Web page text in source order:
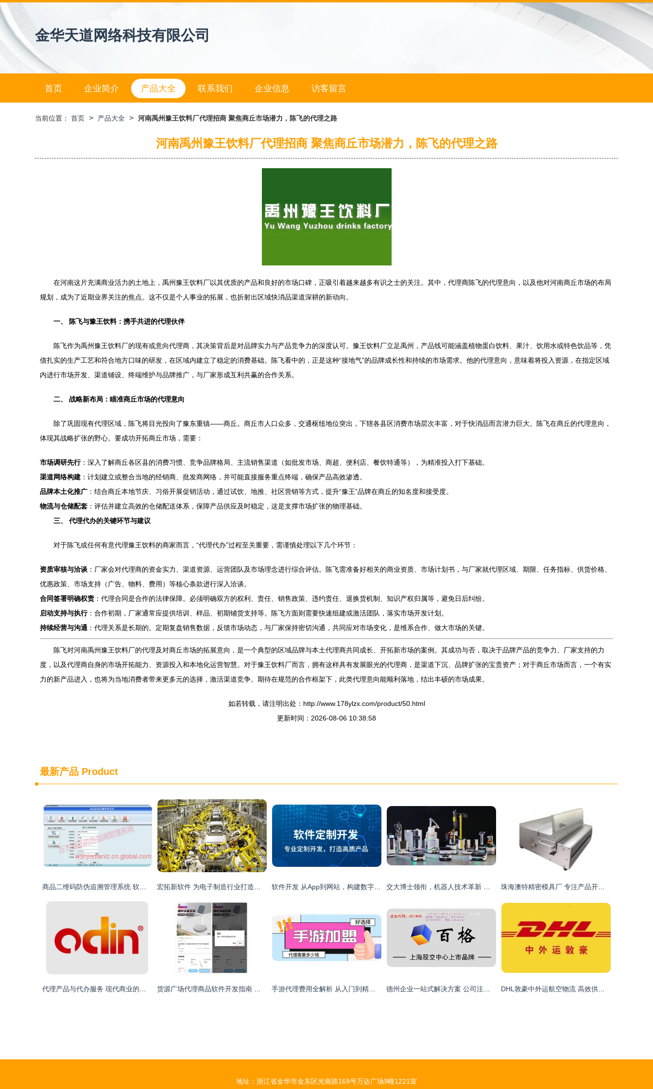
金华天道网络科技有限公司
首页 企业简介 产品大全 联系我们 企业信息 访客留言
当前位置： 首页 > 产品大全 > 河南禹州豫王饮料厂代理招商 聚焦商丘市场潜力，陈飞的代理之路
河南禹州豫王饮料厂代理招商 聚焦商丘市场潜力，陈飞的代理之路
在河南这片充满商业活力的土地上，禹州豫王饮料厂以其优质的产品和良好的市场口碑，正吸引着越来越多有识之士的关注。其中，代理商陈飞的代理意向，以及他对河南商丘市场的布局
规划，成为了近期业界关注的焦点。这不仅是个人事业的拓展，也折射出区域快消品渠道深耕的新动向。
一、 陈飞与豫王饮料：携手共进的代理伙伴
陈飞作为禹州豫王饮料厂的现有或意向代理商，其决策背后是对品牌实力与产品竞争力的深度认可。豫王饮料厂立足禹州，产品线可能涵盖植物蛋白饮料、果汁、饮用水或特色饮品等，凭
借扎实的生产工艺和符合地方口味的研发，在区域内建立了稳定的消费基础。陈飞看中的，正是这种“接地气”的品牌成长性和持续的市场需求。他的代理意向，意味着将投入资源，在指定区域
内进行市场开发、渠道铺设、终端维护与品牌推广，与厂家形成互利共赢的合作关系。
二、 战略新布局：瞄准商丘市场的代理意向
除了巩固现有代理区域，陈飞将目光投向了豫东重镇——商丘。商丘市人口众多，交通枢纽地位突出，下辖各县区消费市场层次丰富，对于快消品而言潜力巨大。陈飞在商丘的代理意向，
体现其战略扩张的野心。要成功开拓商丘市场，需要：
市场调研先行：深入了解商丘各区县的消费习惯、竞争品牌格局、主流销售渠道（如批发市场、商超、便利店、餐饮特通等），为精准投入打下基础。
渠道网络构建 ：计划建立或整合当地的经销商、批发商网络，并可能直接服务重点终端，确保产品高效渗透。
品牌本土化推广 ：结合商丘本地节庆、习俗开展促销活动，通过试饮、地推、社区营销等方式，提升“豫王”品牌在商丘的知名度和接受度。
物流与仓储配套 ：评估并建立高效的仓储配送体系，保障产品供应及时稳定，这是支撑市场扩张的物理基础。
三、 代理代办的关键环节与建议
对于陈飞或任何有意代理豫王饮料的商家而言，“代理代办”过程至关重要，需谨慎处理以下几个环节：
资质审核与洽谈 ：厂家会对代理商的资金实力、渠道资源、运营团队及市场理念进行综合评估。陈飞需准备好相关的商业资质、市场计划书，与厂家就代理区域、期限、任务指标、供货价格、
优惠政策、市场支持（广告、物料、费用）等核心条款进行深入洽谈。
合同签署明确权责 ：代理合同是合作的法律保障。必须明确双方的权利、责任、销售政策、违约责任、退换货机制、知识产权归属等，避免日后纠纷。
启动支持与执行：合作初期，厂家通常应提供培训、样品、初期铺货支持等。陈飞方面则需要快速组建或激活团队，落实市场开发计划。
持续经营与沟通 ：代理关系是长期的。定期复盘销售数据，反馈市场动态，与厂家保持密切沟通，共同应对市场变化，是维系合作、做大市场的关键。
陈飞对河南禹州豫王饮料厂的代理及对商丘市场的拓展意向，是一个典型的区域品牌与本土代理商共同成长、开拓新市场的案例。其成功与否，取决于品牌产品的竞争力、厂家支持的力
度，以及代理商自身的市场开拓能力、资源投入和本地化运营智慧。对于豫王饮料厂而言，拥有这样具有发展眼光的代理商，是渠道下沉、品牌扩张的宝贵资产；对于商丘市场而言，一个有实
力的新产品进入，也将为当地消费者带来更多元的选择，激活渠道竞争。期待在规范的合作框架下，此类代理意向能顺利落地，结出丰硕的市场成果。
如若转载，请注明出处：http://www.178ylzx.com/product/50.html
更新时间：2026-08-06 10:38:58
最新产品 Product
地址：浙江省金华市金东区光南路169号万达广场9幢1221室